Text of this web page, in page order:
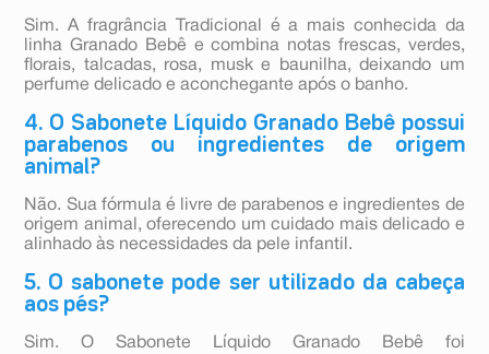
Sim. A fragrância Tradicional é a mais conhecida da
linha Granado Bebê e combina notas frescas, verdes,
florais, talcadas, rosa, musk e baunilha, deixando um
perfume delicado e aconchegante após o banho.
4. O Sabonete Líquido Granado Bebê possui
parabenos ou ingredientes de origem
animal?
Não. Sua fórmula é livre de parabenos e ingredientes de
origem animal, oferecendo um cuidado mais delicado e
alinhado às necessidades da pele infantil.
5. O sabonete pode ser utilizado da cabeça
aos pés?
Sim. O Sabonete Líquido Granado Bebê foi